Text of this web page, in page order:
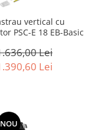
vertical cu
PSC-E 18 EB-Basic
Lei
Lei
NOU